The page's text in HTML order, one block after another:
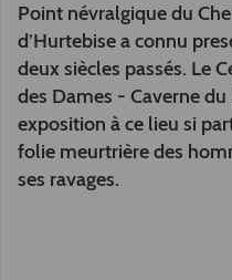
Point névralgique du
d’Hurtebise a connu
deux siècles passés. Le
des Dames - Caverne
exposition à ce lieu si
folie meurtrière des
ses ravages.